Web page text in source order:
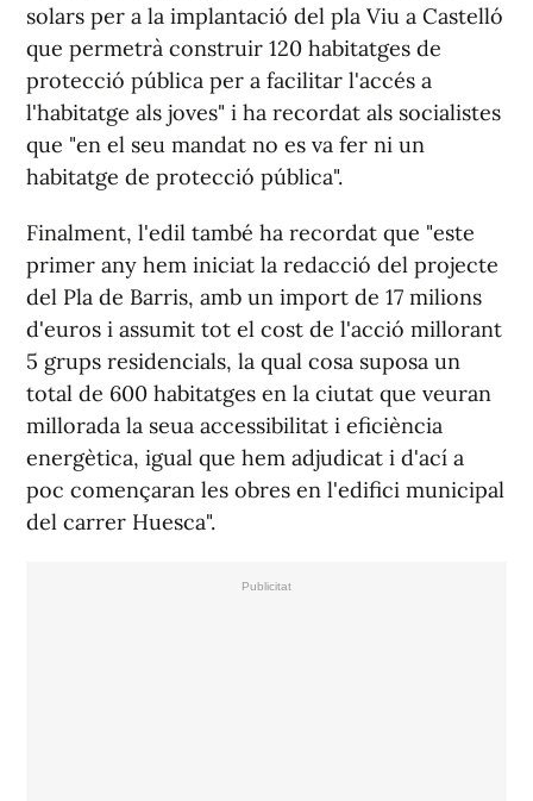
solars per a la implantació del pla Viu a Castelló
que permetrà construir 120 habitatges de
protecció pública per a facilitar l'accés a
l'habitatge als joves" i ha recordat als socialistes
que "en el seu mandat no es va fer ni un
habitatge de protecció pública".
Finalment, l'edil també ha recordat que "este
primer any hem iniciat la redacció del projecte
del Pla de Barris, amb un import de 17 milions
d'euros i assumit tot el cost de l'acció millorant
5 grups residencials, la qual cosa suposa un
total de 600 habitatges en la ciutat que veuran
millorada la seua accessibilitat i eficiència
energètica, igual que hem adjudicat i d'ací a
poc començaran les obres en l'edifici municipal
del carrer Huesca".